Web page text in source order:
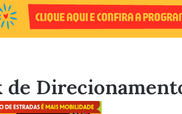
de